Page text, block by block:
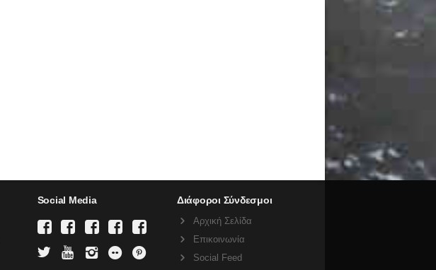
Social Media Διάφοροι Σύνδεσμοι
Αρχική Σελίδα
Επικοινωνία
Social Feed